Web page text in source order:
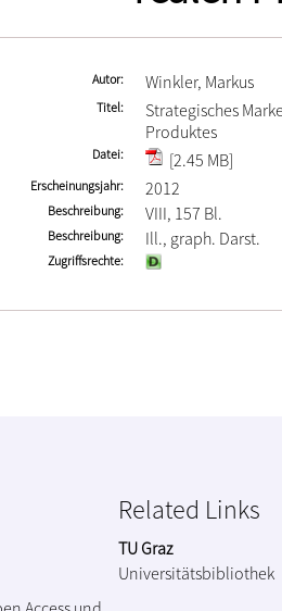
Autor Winkler, Markus
Titel
Strategisches
Produktes
Datei [2.45 MB]
Erscheinungsjahr 2012
Beschreibung VIII, 157 Bl.
Beschreibung Ill., graph. Darst.
Zugriffsrechte
Related Links
TU Graz
Universitätsbibliothek